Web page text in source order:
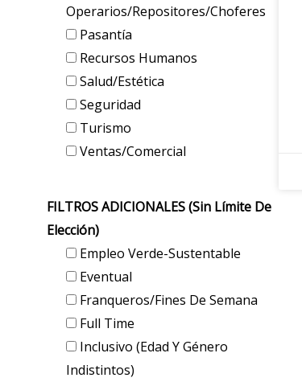
Operarios/Repositores/Choferes
Pasantía
Recursos Humanos
Salud/Estética
Seguridad
Turismo
Ventas/Comercial
FILTROS ADICIONALES (sin Límite De
Elección)
Empleo Verde-Sustentable
Eventual
Franqueros/Fines De Semana
Full Time
Inclusivo (edad Y Género
Indistintos)